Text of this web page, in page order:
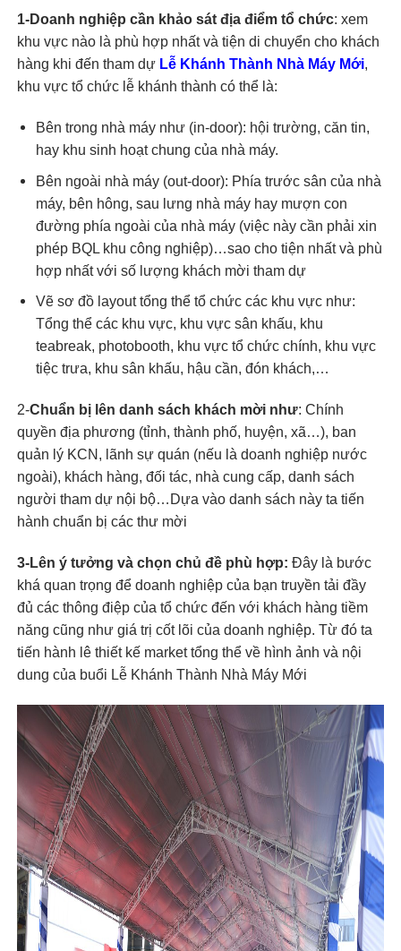
1-Doanh nghiệp cần khảo sát địa điểm tổ chức: xem
khu vực nào là phù hợp nhất và tiện di chuyển cho khách
hàng khi đến tham dự Lễ Khánh Thành Nhà Máy Mới,
khu vực tổ chức lễ khánh thành có thể là:
Bên trong nhà máy như (in-door): hội trường, căn tin,
hay khu sinh hoạt chung của nhà máy.
Bên ngoài nhà máy (out-door): Phía trước sân của nhà
máy, bên hông, sau lưng nhà máy hay mượn con
đường phía ngoài của nhà máy (việc này cần phải xin
phép BQL khu công nghiệp)…sao cho tiện nhất và phù
hợp nhất với số lượng khách mời tham dự
Vẽ sơ đồ layout tổng thể tổ chức các khu vực như:
Tổng thể các khu vực, khu vực sân khấu, khu
teabreak, photobooth, khu vực tổ chức chính, khu vực
tiệc trưa, khu sân khấu, hậu cần, đón khách,…
2-Chuẩn bị lên danh sách khách mời như: Chính
quyền địa phương (tỉnh, thành phố, huyện, xã…), ban
quản lý KCN, lãnh sự quán (nếu là doanh nghiệp nước
ngoài), khách hàng, đối tác, nhà cung cấp, danh sách
người tham dự nội bộ…Dựa vào danh sách này ta tiến
hành chuẩn bị các thư mời
3-Lên ý tưởng và chọn chủ đề phù hợp: Đây là bước
khá quan trọng để doanh nghiệp của bạn truyền tải đầy
đủ các thông điệp của tổ chức đến với khách hàng tiềm
năng cũng như giá trị cốt lõi của doanh nghiệp. Từ đó ta
tiến hành lê thiết kế market tổng thể về hình ảnh và nội
dung của buổi Lễ Khánh Thành Nhà Máy Mới